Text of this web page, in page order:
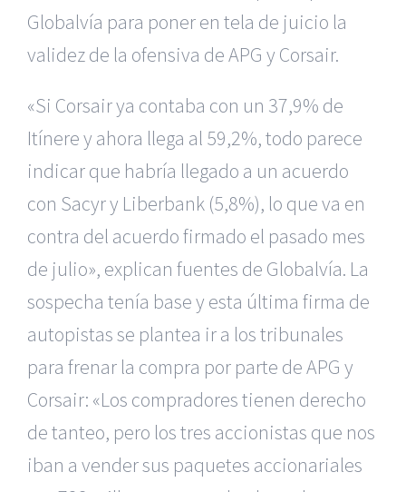
Globalvía para poner en tela de juicio la
validez de la ofensiva de APG y Corsair.
«Si Corsair ya contaba con un 37,9% de
Itínere y ahora llega al 59,2%, todo parece
indicar que habría llegado a un acuerdo
con Sacyr y Liberbank (5,8%), lo que va en
contra del acuerdo firmado el pasado mes
de julio», explican fuentes de Globalvía. La
sospecha tenía base y esta última firma de
autopistas se plantea ir a los tribunales
para frenar la compra por parte de APG y
Corsair: «Los compradores tienen derecho
de tanteo, pero los tres accionistas que nos
iban a vender sus paquetes accionariales